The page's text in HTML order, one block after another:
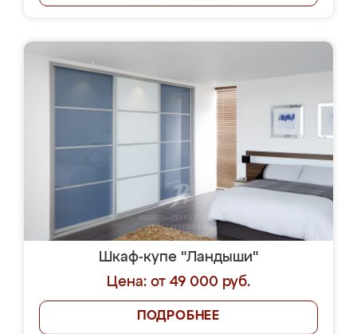
Шкаф-купе "Ландыши"
Цена: от 49 000 руб.
ПОДРОБНЕЕ